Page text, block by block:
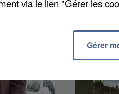
via le lien "Gérer les
Gérer